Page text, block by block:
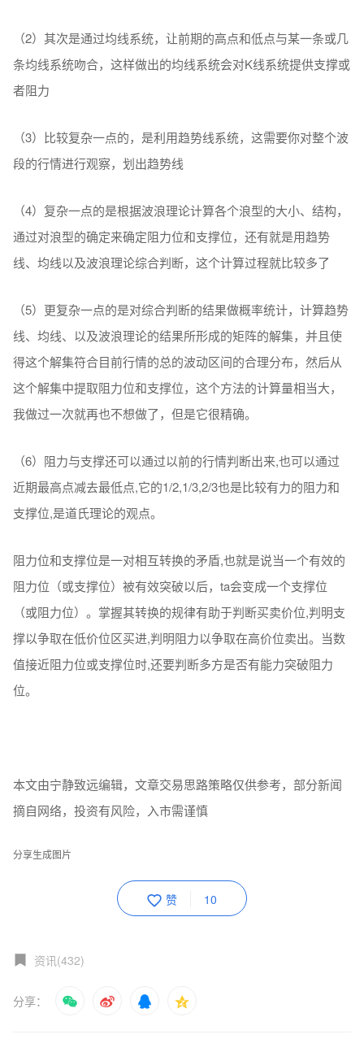
（2）其次是通过均线系统，让前期的高点和低点与某一条或几
条均线系统吻合，这样做出的均线系统会对K线系统提供支撑或
者阻力
（3）比较复杂一点的，是利用趋势线系统，这需要你对整个波
段的行情进行观察，划出趋势线
（4）复杂一点的是根据波浪理论计算各个浪型的大小、结构，
通过对浪型的确定来确定阻力位和支撑位，还有就是用趋势
线、均线以及波浪理论综合判断，这个计算过程就比较多了
（5）更复杂一点的是对综合判断的结果做概率统计，计算趋势
线、均线、以及波浪理论的结果所形成的矩阵的解集，并且使
得这个解集符合目前行情的总的波动区间的合理分布，然后从
这个解集中提取阻力位和支撑位，这个方法的计算量相当大，
我做过一次就再也不想做了，但是它很精确。
（6）阻力与支撑还可以通过以前的行情判断出来,也可以通过
近期最高点减去最低点,它的1/2,1/3,2/3也是比较有力的阻力和
支撑位,是道氏理论的观点。
阻力位和支撑位是一对相互转换的矛盾,也就是说当一个有效的
阻力位（或支撑位）被有效突破以后，ta会变成一个支撑位
（或阻力位）。掌握其转换的规律有助于判断买卖价位,判明支
撑以争取在低价位区买进,判明阻力以争取在高价位卖出。当数
值接近阻力位或支撑位时,还要判断多方是否有能力突破阻力
位。
本文由宁静致远编辑，文章交易思路策略仅供参考，部分新闻
摘自网络，投资有风险，入市需谨慎
分享生成图片
赞 10
资讯(432)
分享：